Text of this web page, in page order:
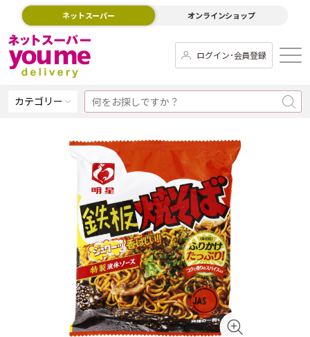
ネットスーパー オンラインショップ
ログイン･会員登録
カテゴリー